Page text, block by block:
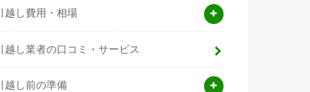
越し費用・相場
越し業者の口コミ・サービス
越し前の準備